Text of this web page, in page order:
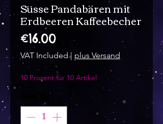
Süsse Pandabären mit
Erdbeeren Kaffeebecher
€16.00Price
VAT Included| plus Versand
10 Prozent für 10 Artikel
Quantity